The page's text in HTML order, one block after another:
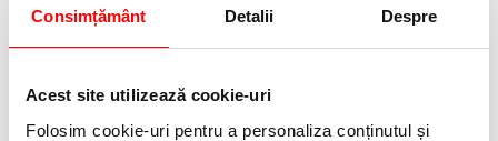
Consimțământ Detalii Despre
Acest site utilizează cookie-uri
Folosim cookie-uri pentru a personaliza conținutul și